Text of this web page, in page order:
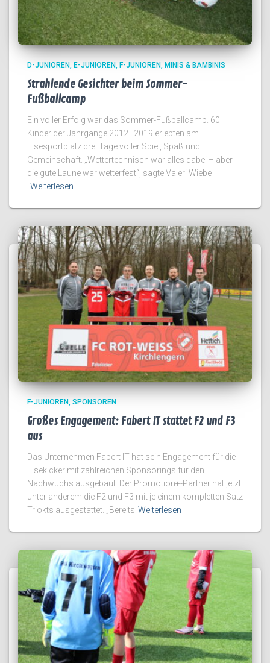
D-JUNIOREN E-JUNIOREN F-JUNIOREN MINIS & BAMBINIS
Strahlende Gesichter beim Sommer-
Fußballcamp
Ein voller Erfolg war das Sommer-Fußballcamp. 60
Kinder der Jahrgänge 2012–2019 erlebten am
Elsesportplatz drei Tage voller Spiel, Spaß und
Gemeinschaft. „Wettertechnisch war alles dabei – aber
die gute Laune war wetterfest“, sagte Valeri Wiebe
Weiterlesen
F-JUNIOREN SPONSOREN
Großes Engagement: Fabert IT stattet F2 und F3
aus
Das Unternehmen Fabert IT hat sein Engagement für die
Elsekicker mit zahlreichen Sponsorings für den
Nachwuchs ausgebaut. Der Promotion+-Partner hat jetzt
unter anderem die F2 und F3 mit je einem kompletten Satz
Triokts ausgestattet. „Bereits Weiterlesen